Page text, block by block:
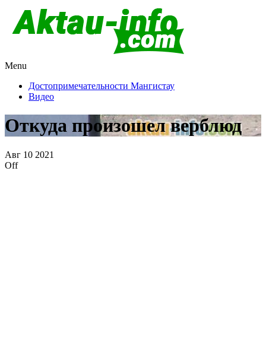
Казахстан
Menu
Достопримечательности Мангистау
Видео
Откуда произошел верблюд
Авг 10 2021
Off